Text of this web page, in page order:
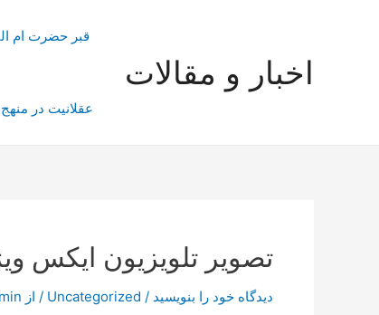
اخبار و مقالات
قبر حضرت ام
عقلانیت در منهج
تصویر تلویزیون ایکس
دیدگاه‌ خود را بنویسید /
Uncategorized / از